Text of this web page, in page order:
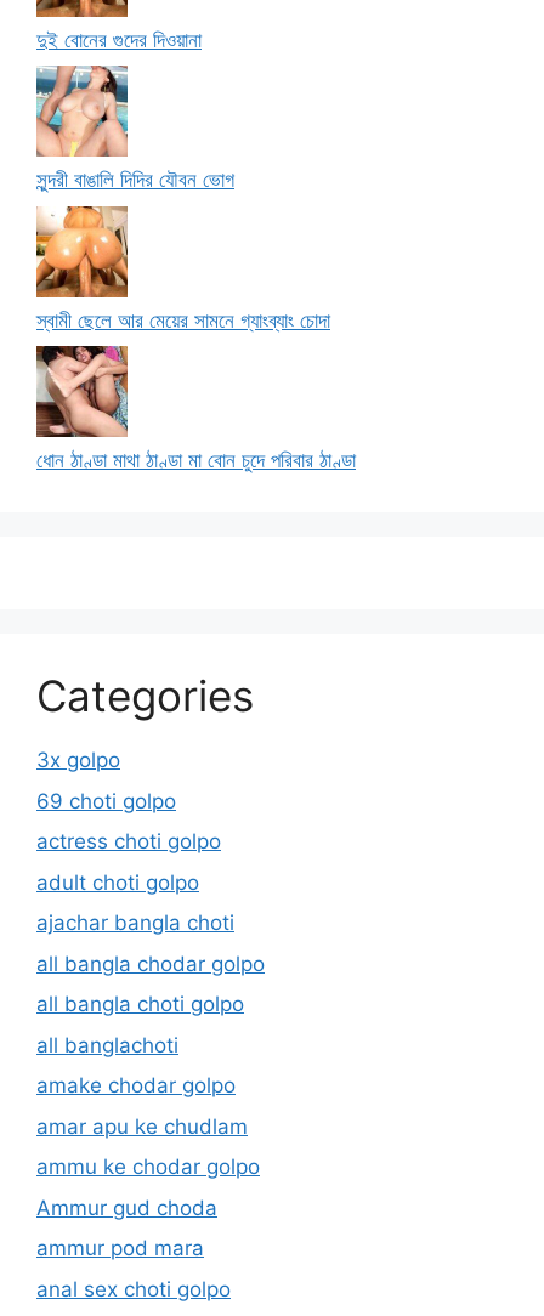
দুই বোনের গুদের দিওয়ানা
সুন্দরী বাঙালি দিদির যৌবন ভোগ
স্বামী ছেলে আর মেয়ের সামনে গ্যাংব্যাং চোদা
ধোন ঠাণ্ডা মাথা ঠাণ্ডা মা বোন চুদে পরিবার ঠাণ্ডা
Categories
3x golpo
69 choti golpo
actress choti golpo
adult choti golpo
ajachar bangla choti
all bangla chodar golpo
all bangla choti golpo
all banglachoti
amake chodar golpo
amar apu ke chudlam
ammu ke chodar golpo
Ammur gud choda
ammur pod mara
anal sex choti golpo